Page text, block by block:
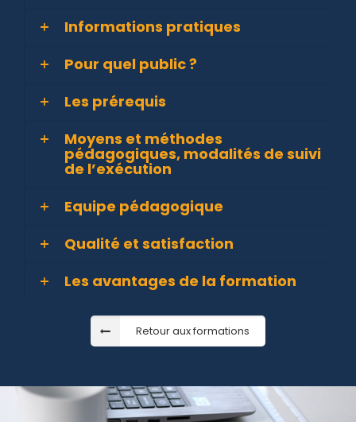
Informations pratiques
Pour quel public ?
Les prérequis
Moyens et méthodes
pédagogiques, modalités de suivi
de l’exécution
Equipe pédagogique
Qualité et satisfaction
Les avantages de la formation
Retour aux formations